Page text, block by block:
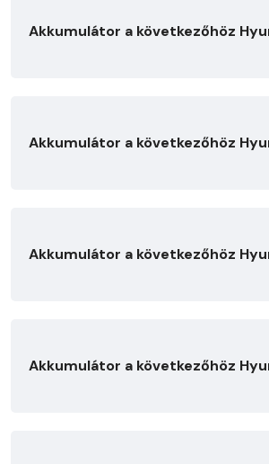
Akkumulátor a következőhöz
Akkumulátor a következőhöz
Akkumulátor a következőhöz
Akkumulátor a következőhöz